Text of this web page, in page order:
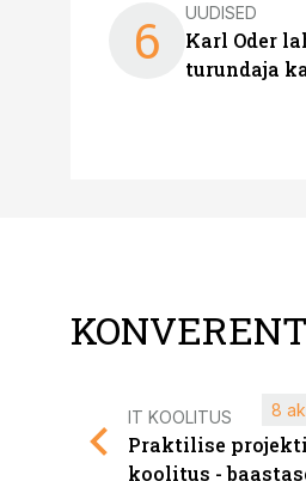
6 UUDISED
Karl Oder
turundaja
IT KOOLITUS
Praktilise
koolitus -
8